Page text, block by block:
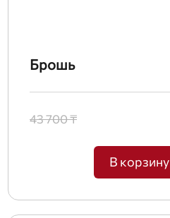
Брошь
43 700 ₸
В корзину